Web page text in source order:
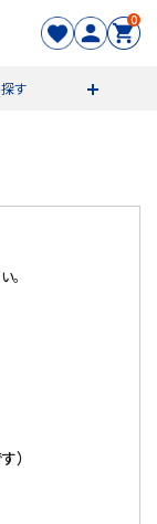
0
す
。
）